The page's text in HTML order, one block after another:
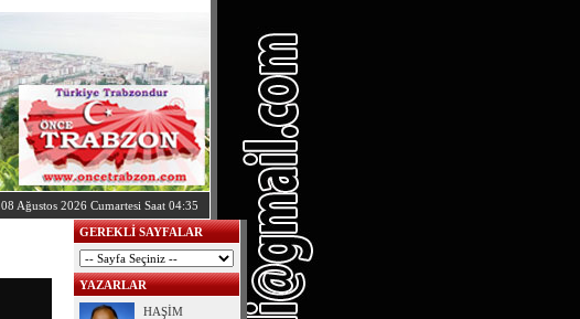
08 Ağustos 2026 Cumartesi Saat 04:35
GEREKLİ SAYFALAR
YAZARLAR
HAŞİM